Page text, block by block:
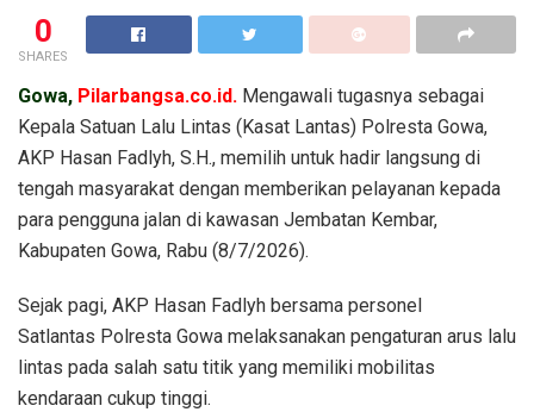
0
SHARES
Gowa, Pilarbangsa.co.id. Mengawali tugasnya sebagai
Kepala Satuan Lalu Lintas (Kasat Lantas) Polresta Gowa,
AKP Hasan Fadlyh, S.H., memilih untuk hadir langsung di
tengah masyarakat dengan memberikan pelayanan kepada
para pengguna jalan di kawasan Jembatan Kembar,
Kabupaten Gowa, Rabu (8/7/2026).
Sejak pagi, AKP Hasan Fadlyh bersama personel
Satlantas Polresta Gowa melaksanakan pengaturan arus lalu
lintas pada salah satu titik yang memiliki mobilitas
kendaraan cukup tinggi.